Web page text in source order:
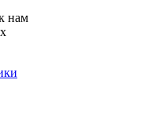
нам